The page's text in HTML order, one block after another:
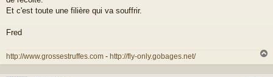
Et c'est toute une filière qui va souffrir.
Fred
http://www.grossestruffes.com - http://fly-only.gobages.net/
a